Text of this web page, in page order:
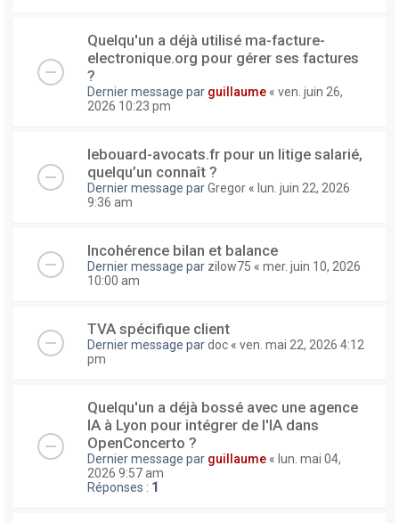
Quelqu'un a déjà utilisé ma-facture-
electronique.org pour gérer ses factures
?
Dernier message par guillaume « ven. juin 26,
2026 10:23 pm
lebouard-avocats.fr pour un litige salarié,
quelqu’un connaît ?
Dernier message parGregor « lun. juin 22, 2026
9:36 am
Incohérence bilan et balance
Dernier message par zilow75 « mer. juin 10, 2026
10:00 am
TVA spécifique client
Dernier message pardoc « ven. mai 22, 2026 4:12
pm
Quelqu'un a déjà bossé avec une agence
IA à Lyon pour intégrer de l'IA dans
OpenConcerto ?
Dernier message par guillaume « lun. mai 04,
2026 9:57 am
Réponses : 1